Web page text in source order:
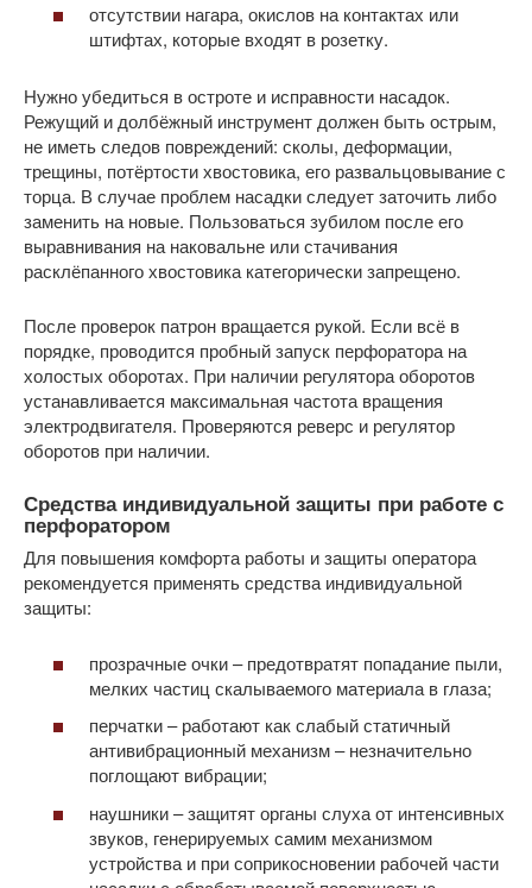
отсутствии нагара, окислов на контактах или
штифтах, которые входят в розетку.
Нужно убедиться в остроте и исправности насадок.
Режущий и долбёжный инструмент должен быть острым,
не иметь следов повреждений: сколы, деформации,
трещины, потёртости хвостовика, его развальцовывание с
торца. В случае проблем насадки следует заточить либо
заменить на новые. Пользоваться зубилом после его
выравнивания на наковальне или стачивания
расклёпанного хвостовика категорически запрещено.
После проверок патрон вращается рукой. Если всё в
порядке, проводится пробный запуск перфоратора на
холостых оборотах. При наличии регулятора оборотов
устанавливается максимальная частота вращения
электродвигателя. Проверяются реверс и регулятор
оборотов при наличии.
Средства индивидуальной защиты при работе с
перфоратором
Для повышения комфорта работы и защиты оператора
рекомендуется применять средства индивидуальной
защиты:
прозрачные очки – предотвратят попадание пыли,
мелких частиц скалываемого материала в глаза;
перчатки – работают как слабый статичный
антивибрационный механизм – незначительно
поглощают вибрации;
наушники – защитят органы слуха от интенсивных
звуков, генерируемых самим механизмом
устройства и при соприкосновении рабочей части